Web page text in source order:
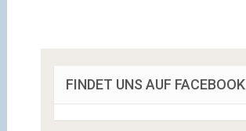
FINDET UNS AUF FACEBOOK